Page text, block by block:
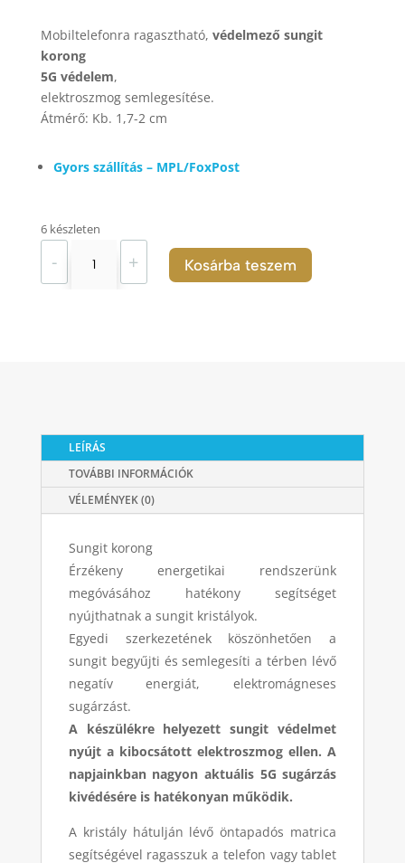
Mobiltelefonra ragasztható, védelmező sungit
korong
5G védelem,
elektroszmog semlegesítése.
Átmérő: Kb. 1,7-2 cm
Gyors szállítás – MPL/FoxPost
6 készleten
-
korong
+ Kosárba teszem
LEÍRÁS
TOVÁBBI INFORMÁCIÓK
VÉLEMÉNYEK (0)
Sungit korong
Érzékeny energetikai rendszerünk
megóvásához hatékony segítséget
nyújthatnak a sungit kristályok.
Egyedi szerkezetének köszönhetően a
sungit begyűjti és semlegesíti a térben lévő
negatív energiát, elektromágneses
sugárzást.
A készülékre helyezett sungitvédelmet
nyújt a kibocsátott elektroszmog ellen. A
napjainkban nagyon aktuális 5G sugárzás
kivédésére is hatékonyan működik.
A kristály hátulján lévő öntapadós matrica
segítségével ragasszuk a telefon vagy tablet